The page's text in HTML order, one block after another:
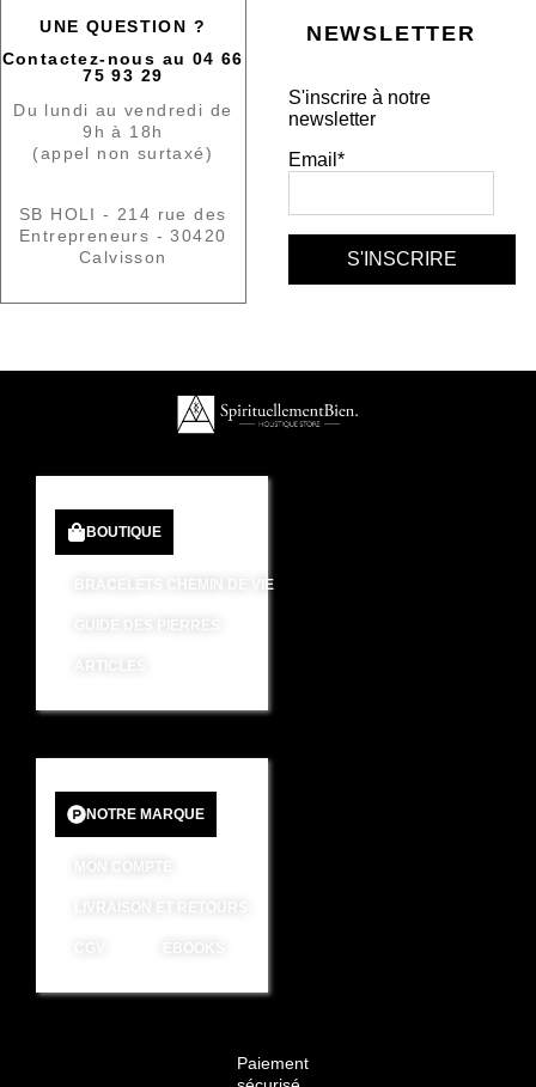
UNE QUESTION ?
Contactez-nous au 04 66
75 93 29
Du lundi au vendredi de
9h à 18h
(appel non surtaxé)
SB HOLI - 214 rue des
Entrepreneurs - 30420
Calvisson
NEWSLETTER
S'inscrire à notre
newsletter
Email*
BOUTIQUE
BRACELETS CHEMIN DE VIE
GUIDE DES PIERRES
NOTRE MARQUE
MON COMPTE
EBOOKS
Paiement